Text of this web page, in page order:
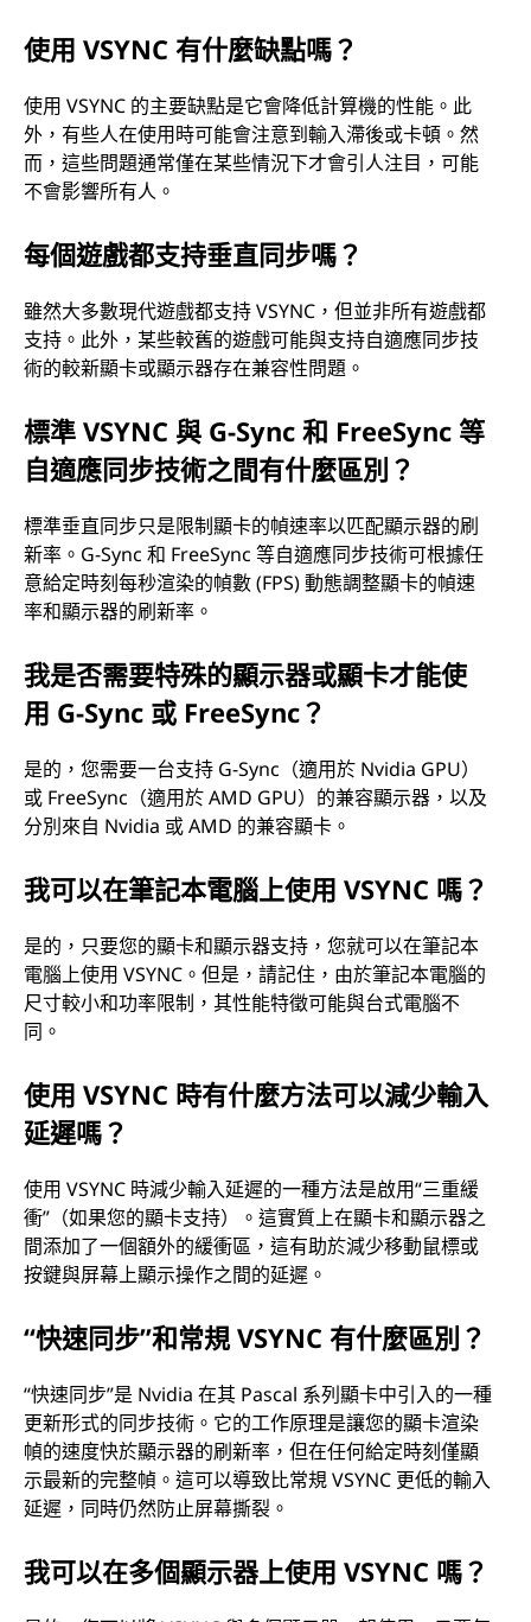
使用 VSYNC 有什麼缺點嗎？
使用 VSYNC 的主要缺點是它會降低計算機的性能。此
外，有些人在使用時可能會注意到輸入滯後或卡頓。然
而，這些問題通常僅在某些情況下才會引人注目，可能
不會影響所有人。
每個遊戲都支持垂直同步嗎？
雖然大多數現代遊戲都支持 VSYNC，但並非所有遊戲都
支持。此外，某些較舊的遊戲可能與支持自適應同步技
術的較新顯卡或顯示器存在兼容性問題。
標準 VSYNC 與 G-Sync 和 FreeSync 等
自適應同步技術之間有什麼區別？
標準垂直同步只是限制顯卡的幀速率以匹配顯示器的刷
新率。G-Sync 和 FreeSync 等自適應同步技術可根據任
意給定時刻每秒渲染的幀數 (FPS) 動態調整顯卡的幀速
率和顯示器的刷新率。
我是否需要特殊的顯示器或顯卡才能使
用 G-Sync 或 FreeSync？
是的，您需要一台支持 G-Sync（適用於 Nvidia GPU）
或 FreeSync（適用於 AMD GPU）的兼容顯示器，以及
分別來自 Nvidia 或 AMD 的兼容顯卡。
我可以在筆記本電腦上使用 VSYNC 嗎？
是的，只要您的顯卡和顯示器支持，您就可以在筆記本
電腦上使用 VSYNC。但是，請記住，由於筆記本電腦的
尺寸較小和功率限制，其性能特徵可能與台式電腦不
同。
使用 VSYNC 時有什麼方法可以減少輸入
延遲嗎？
使用 VSYNC 時減少輸入延遲的一種方法是啟用“三重緩
衝”（如果您的顯卡支持）。這實質上在顯卡和顯示器之
間添加了一個額外的緩衝區，這有助於減少移動鼠標或
按鍵與屏幕上顯示操作之間的延遲。
“快速同步”和常規 VSYNC 有什麼區別？
“快速同步”是 Nvidia 在其 Pascal 系列顯卡中引入的一種
更新形式的同步技術。它的工作原理是讓您的顯卡渲染
幀的速度快於顯示器的刷新率，但在任何給定時刻僅顯
示最新的完整幀。這可以導致比常規 VSYNC 更低的輸入
延遲，同時仍然防止屏幕撕裂。
我可以在多個顯示器上使用 VSYNC 嗎？